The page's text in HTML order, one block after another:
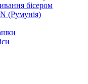
бісером
(Румунія)